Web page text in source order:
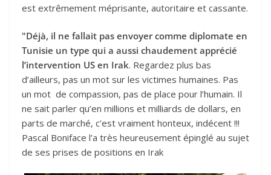
est extrêmement méprisante, autoritaire et cassante.
"Déjà, il ne fallait pas envoyer comme diplomate en
Tunisie un type qui a aussi chaudement apprécié
l’intervention US en Irak. Regardez plus bas
d’ailleurs, pas un mot sur les victimes humaines. Pas
un mot de compassion, pas de place pour l’humain. Il
ne sait parler qu’en millions et milliards de dollars, en
parts de marché, c’est vraiment honteux, indécent !!!
Pascal Boniface l’a très heureusement épinglé au sujet
de ses prises de positions en Irak